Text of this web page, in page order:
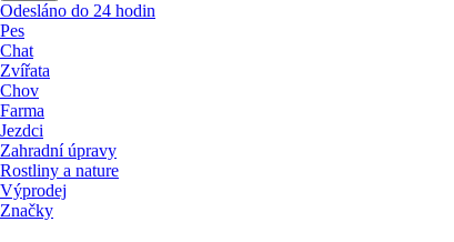
Odesláno do 24 hodin
Pes
Chat
Zvířata
Chov
Farma
Jezdci
Zahradní úpravy
Rostliny a nature
Výprodej
Značky